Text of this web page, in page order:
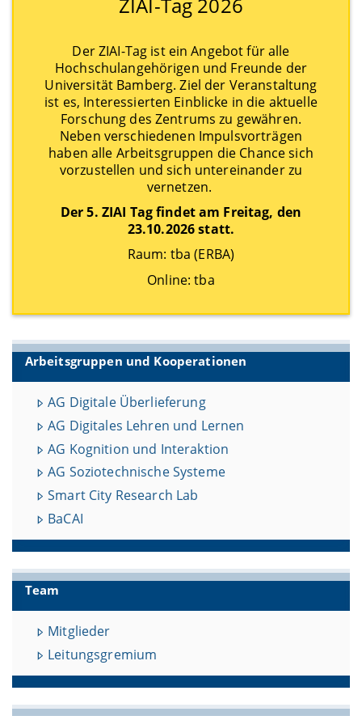
ZIAI-Tag 2026
Der ZIAI-Tag ist ein Angebot für alle
Hochschulangehörigen und Freunde der
Universität Bamberg. Ziel der Veranstaltung
ist es, Interessierten Einblicke in die aktuelle
Forschung des Zentrums zu gewähren.
Neben verschiedenen Impulsvorträgen
haben alle Arbeitsgruppen die Chance sich
vorzustellen und sich untereinander zu
vernetzen.
Der 5. ZIAI Tag findet am Freitag, den
23.10.2026 statt.
Raum: tba (ERBA)
Online: tba
Arbeitsgruppen und Kooperationen
AG Digitale Überlieferung
AG Digitales Lehren und Lernen
AG Kognition und Interaktion
AG Soziotechnische Systeme
Smart City Research Lab
BaCAI
Team
Mitglieder
Leitungsgremium